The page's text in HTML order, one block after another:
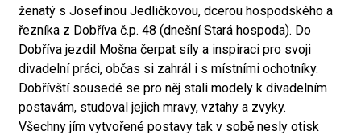
ženatý s Josefínou Jedličkovou, dcerou hospodského a
řezníka z Dobříva č.p. 48 (dnešní Stará hospoda). Do
Dobříva jezdil Mošna čerpat síly a inspiraci pro svoji
divadelní práci, občas si zahrál i s místními ochotníky.
Dobřívští sousedé se pro něj stali modely k divadelním
postavám, studoval jejich mravy, vztahy a zvyky.
Všechny jím vytvořené postavy tak v sobě nesly otisk